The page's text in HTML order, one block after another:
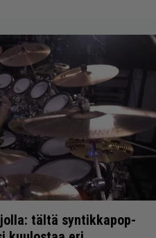
tältä syntikkapop-